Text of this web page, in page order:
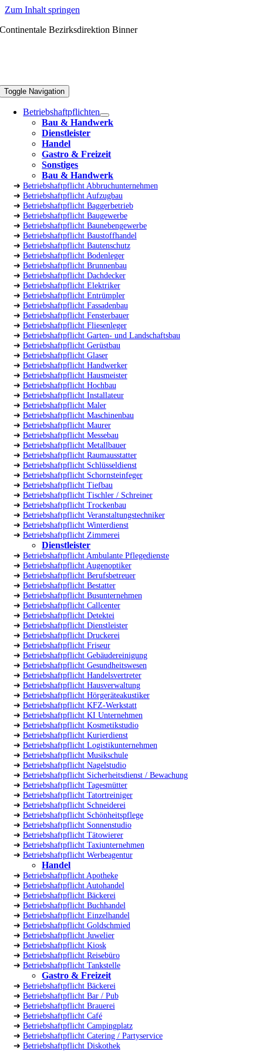
Zum Inhalt springen
Continentale Bezirksdirektion Binner
Toggle Navigation
Betriebshaftpflichten
Bau & Handwerk
Dienstleister
Handel
Gastro & Freizeit
Sonstiges
Bau & Handwerk
➔ Betriebshaftpflicht Abbruchunternehmen
➔ Betriebshaftpflicht Aufzugbau
➔ Betriebshaftpflicht Baggerbetrieb
➔ Betriebshaftpflicht Baugewerbe
➔ Betriebshaftpflicht Baunebengewerbe
➔ Betriebshaftpflicht Baustoffhandel
➔ Betriebshaftpflicht Bautenschutz
➔ Betriebshaftpflicht Bodenleger
➔ Betriebshaftpflicht Brunnenbau
➔ Betriebshaftpflicht Dachdecker
➔ Betriebshaftpflicht Elektriker
➔ Betriebshaftpflicht Entrümpler
➔ Betriebshaftpflicht Fassadenbau
➔ Betriebshaftpflicht Fensterbauer
➔ Betriebshaftpflicht Fliesenleger
➔ Betriebshaftpflicht Garten- und Landschaftsbau
➔ Betriebshaftpflicht Gerüstbau
➔ Betriebshaftpflicht Glaser
➔ Betriebshaftpflicht Handwerker
➔ Betriebshaftpflicht Hausmeister
➔ Betriebshaftpflicht Hochbau
➔ Betriebshaftpflicht Installateur
➔ Betriebshaftpflicht Maler
➔ Betriebshaftpflicht Maschinenbau
➔ Betriebshaftpflicht Maurer
➔ Betriebshaftpflicht Messebau
➔ Betriebshaftpflicht Metallbauer
➔ Betriebshaftpflicht Raumausstatter
➔ Betriebshaftpflicht Schlüsseldienst
➔ Betriebshaftpflicht Schornsteinfeger
➔ Betriebshaftpflicht Tiefbau
➔ Betriebshaftpflicht Tischler / Schreiner
➔ Betriebshaftpflicht Trockenbau
➔ Betriebshaftpflicht Veranstaltungstechniker
➔ Betriebshaftpflicht Winterdienst
➔ Betriebshaftpflicht Zimmerei
Dienstleister
➔ Betriebshaftpflicht Ambulante Pflegedienste
➔ Betriebshaftpflicht Augenoptiker
➔ Betriebshaftpflicht Berufsbetreuer
➔ Betriebshaftpflicht Bestatter
➔ Betriebshaftpflicht Busunternehmen
➔ Betriebshaftpflicht Callcenter
➔ Betriebshaftpflicht Detektei
➔ Betriebshaftpflicht Dienstleister
➔ Betriebshaftpflicht Druckerei
➔ Betriebshaftpflicht Friseur
➔ Betriebshaftpflicht Gebäudereinigung
➔ Betriebshaftpflicht Gesundheitswesen
➔ Betriebshaftpflicht Handelsvertreter
➔ Betriebshaftpflicht Hausverwaltung
➔ Betriebshaftpflicht Hörgeräteakustiker
➔ Betriebshaftpflicht KFZ-Werkstatt
➔ Betriebshaftpflicht KI Unternehmen
➔ Betriebshaftpflicht Kosmetikstudio
➔ Betriebshaftpflicht Kurierdienst
➔ Betriebshaftpflicht Logistikunternehmen
➔ Betriebshaftpflicht Musikschule
➔ Betriebshaftpflicht Nagelstudio
➔ Betriebshaftpflicht Sicherheitsdienst / Bewachung
➔ Betriebshaftpflicht Tagesmütter
➔ Betriebshaftpflicht Tatortreiniger
➔ Betriebshaftpflicht Schneiderei
➔ Betriebshaftpflicht Schönheitspflege
➔ Betriebshaftpflicht Sonnenstudio
➔ Betriebshaftpflicht Tätowierer
➔ Betriebshaftpflicht Taxiunternehmen
➔ Betriebshaftpflicht Werbeagentur
Handel
➔ Betriebshaftpflicht Apotheke
➔ Betriebshaftpflicht Autohandel
➔ Betriebshaftpflicht Bäckerei
➔ Betriebshaftpflicht Buchhandel
➔ Betriebshaftpflicht Einzelhandel
➔ Betriebshaftpflicht Goldschmied
➔ Betriebshaftpflicht Juwelier
➔ Betriebshaftpflicht Kiosk
➔ Betriebshaftpflicht Reisebüro
➔ Betriebshaftpflicht Tankstelle
Gastro & Freizeit
➔ Betriebshaftpflicht Bäckerei
➔ Betriebshaftpflicht Bar / Pub
➔ Betriebshaftpflicht Brauerei
➔ Betriebshaftpflicht Café
➔ Betriebshaftpflicht Campingplatz
➔ Betriebshaftpflicht Catering / Partyservice
➔ Betriebshaftpflicht Diskothek